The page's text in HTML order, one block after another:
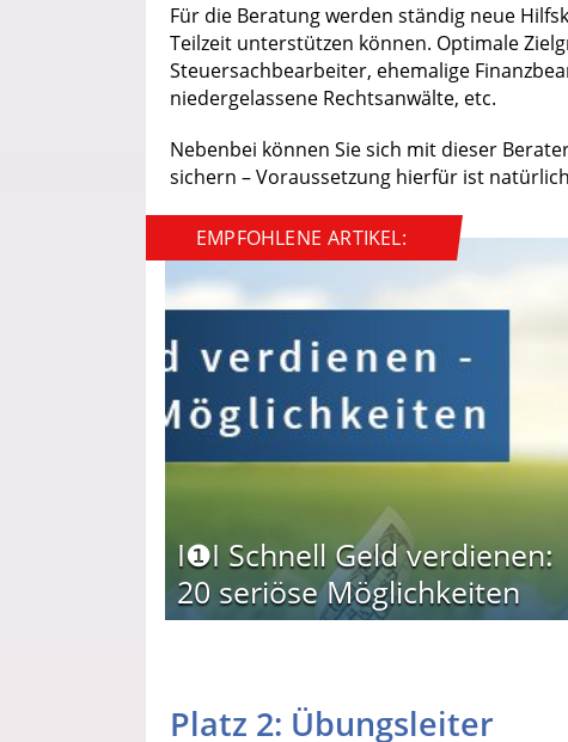
Für die Beratung werden ständig neue
Teilzeit unterstützen können. Optimale
Steuersachbearbeiter, ehemalige
niedergelassene Rechtsanwälte, etc.
Nebenbei können Sie sich mit dieser
sichern – Voraussetzung hierfür ist
EMPFOHLENE ARTIKEL:
I❶I Schnell Geld verdienen:
20 seriöse Möglichkeiten
Platz 2: Übungsleiter